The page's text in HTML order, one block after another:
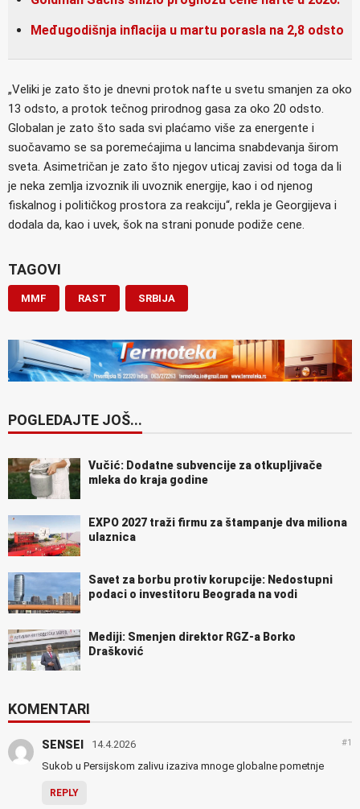
Međugodišnja inflacija u martu porasla na 2,8 odsto
„Veliki je zato što je dnevni protok nafte u svetu smanjen za oko
13 odsto, a protok tečnog prirodnog gasa za oko 20 odsto.
Globalan je zato što sada svi plaćamo više za energente i
suočavamo se sa poremećajima u lancima snabdevanja širom
sveta. Asimetričan je zato što njegov uticaj zavisi od toga da li
je neka zemlja izvoznik ili uvoznik energije, kao i od njenog
fiskalnog i političkog prostora za reakciju“, rekla je Georgijeva i
dodala da, kao i uvek, šok na strani ponude podiže cene.
TAGOVI
MMF RAST SRBIJA
POGLEDAJTE JOŠ...
Vučić: Dodatne subvencije za otkupljivače
mleka do kraja godine
EXPO 2027 traži firmu za štampanje dva miliona
ulaznica
Savet za borbu protiv korupcije: Nedostupni
podaci o investitoru Beograda na vodi
Mediji: Smenjen direktor RGZ-a Borko
Drašković
KOMENTARI
SENSEI 14.4.2026 #1
Sukob u Persijskom zalivu izaziva mnoge globalne pometnje
REPLY